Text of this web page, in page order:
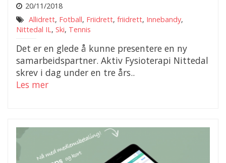
20/11/2018
Allidrett, Fotball, Friidrett, friidrett, Innebandy,
Nittedal IL , Ski, Tennis
Det er en glede å kunne presentere en ny
samarbeidspartner. Aktiv Fysioterapi Nittedal
skrev i dag under en tre års..
Les mer